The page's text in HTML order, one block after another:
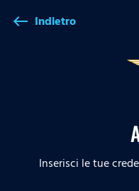
west Indietro
Inserisci le tue